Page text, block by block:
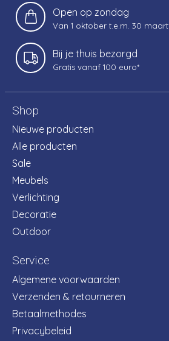
Open op zondag
Van 1 oktober t.e.m. 30 maart
Bij je thuis bezorgd
Gratis vanaf 100 euro*
Shop
Nieuwe producten
Alle producten
Sale
Meubels
Verlichting
Decoratie
Outdoor
Service
Algemene voorwaarden
Verzenden & retourneren
Betaalmethodes
Privacybeleid